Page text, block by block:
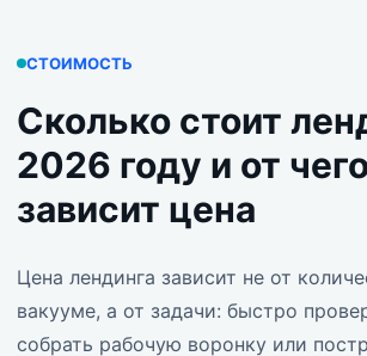
СТОИМОСТЬ
Сколько стоит
2026 году и от
зависит цена
Цена лендинга зависит не от
вакууме, а от задачи: быстро
собрать рабочую воронку или